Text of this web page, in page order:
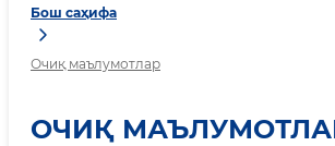
Бош саҳифа
Очиқ маълумотлар
ОЧИҚ